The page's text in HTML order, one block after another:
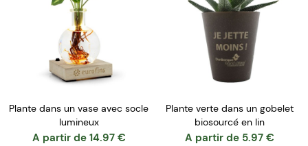
Plante dans un vase avec socle
lumineux
A partir de 14.97 €
Plante verte dans un gobelet
biosourcé en lin
A partir de 5.97 €